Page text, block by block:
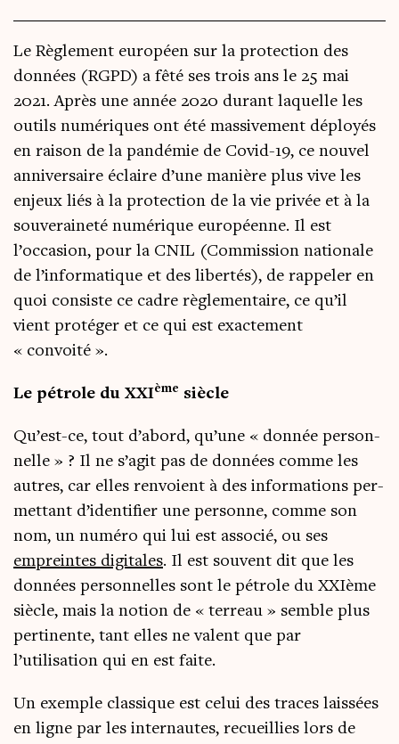
Le Règle­ment euro­péen sur la pro­tec­tion des
don­nées (RGPD) a fêté ses trois ans le 25 mai
2021. Après une année 2020 durant laquelle les
outils numé­riques ont été mas­si­ve­ment déployés
en rai­son de la pan­dé­mie de Covid-19, ce nou­vel
anni­ver­saire éclaire d’une manière plus vive les
enjeux liés à la pro­tec­tion de la vie pri­vée et à la
sou­ve­rai­ne­té numé­rique euro­péenne. Il est
l’occasion, pour la CNIL (Com­mis­sion natio­nale
de l’in­for­ma­tique et des liber­tés), de rap­pe­ler en
quoi consiste ce cadre règle­men­taire, ce qu’il
vient pro­té­ger et ce qui est exac­te­ment
« convoité ».
Le pétrole du XXIème siècle
Qu’est-ce, tout d’abord, qu’une « don­née per­son­
nelle » ? Il ne s’agit pas de don­nées comme les
autres, car elles ren­voient à des infor­ma­tions per­
met­tant d’identifier une per­sonne, comme son
nom, un numé­ro qui lui est asso­cié, ou ses
empreintes digi­tales. Il est sou­vent dit que les
don­nées per­son­nelles sont le pétrole du XXIème
siècle, mais la notion de « ter­reau » semble plus
per­ti­nente, tant elles ne valent que par
l’utilisation qui en est faite.
Un exemple clas­sique est celui des traces lais­sées
en ligne par les inter­nautes, recueillies lors de